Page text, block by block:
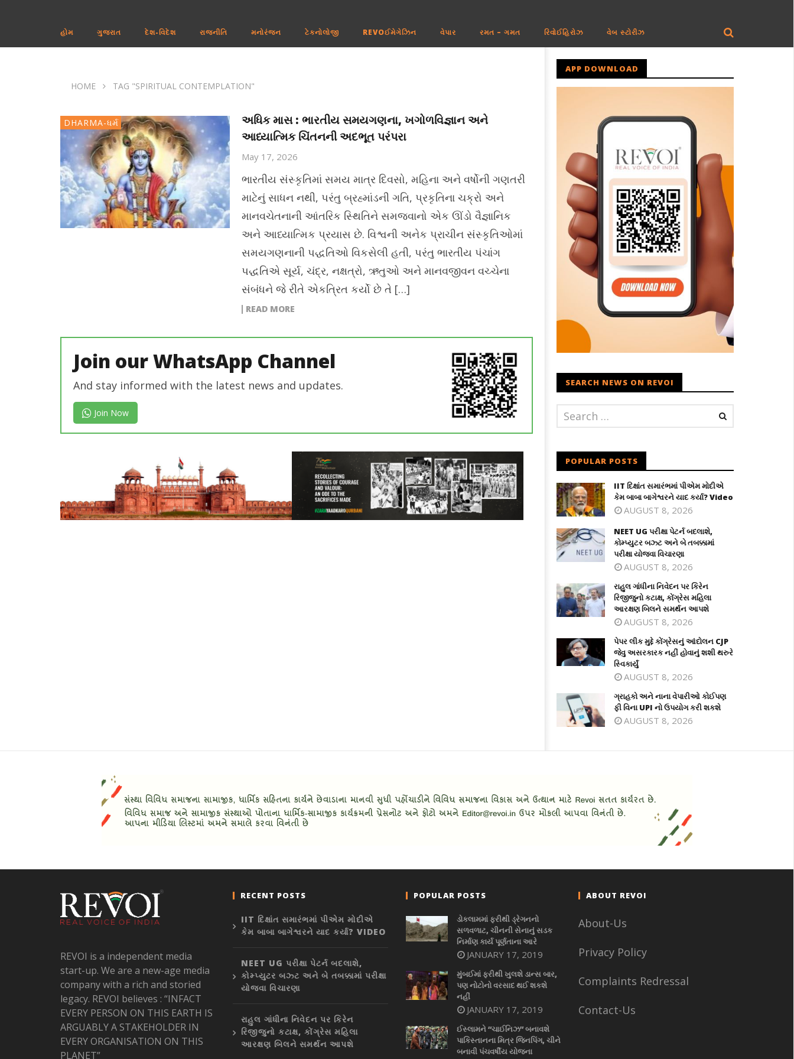
હોમ ગુજરાત દેશ-વિદેશ રાજનીતિ મનોરંજન ટેકનોલોજી REVOઈમેગેઝિન વેપાર રમત – ગમત રિવોઈહિરોઝ વેબ સ્ટોરીઝ
HOME TAG "SPIRITUAL CONTEMPLATION"
DHARMA-ધર્મ
અધિક માસ : ભારતીય સમયગણના, ખગોળવિજ્ઞાન અને
આધ્યાત્મિક ચિંતનની અદભૂત પરંપરા
May 17, 2026
ભારતીય સંસ્કૃતિમાં સમય માત્ર દિવસો, મહિના અને વર્ષોની ગણતરી
માટેનું સાધન નથી, પરંતુ બ્રહ્માંડની ગતિ, પ્રકૃતિના ચક્રો અને
માનવચેતનાની આંતરિક સ્થિતિને સમજવાનો એક ઊંડો વૈજ્ઞાનિક
અને આધ્યાત્મિક પ્રયાસ છે. વિશ્વની અનેક પ્રાચીન સંસ્કૃતિઓમાં
સમયગણનાની પદ્ધતિઓ વિકસેલી હતી, પરંતુ ભારતીય પંચાંગ
પદ્ધતિએ સૂર્ય, ચંદ્ર, નક્ષત્રો, ઋતુઓ અને માનવજીવન વચ્ચેના
સંબંધને જે રીતે એકત્રિત કર્યો છે તે […]
READ MORE
Join our WhatsApp Channel
And stay informed with the latest news and updates.
Join Now
APP DOWNLOAD
SEARCH NEWS ON REVOI
POPULAR POSTS
IIT દિક્ષાંત સમારંભમાં પીએમ મોદીએ
કેમ બાબા બાગેશ્વરને યાદ કર્યા? Video
AUGUST 8, 2026
NEET UG પરીક્ષા પેટર્ન બદલાશે,
કોમ્પ્યુટર બઝ્ટ અને બે તબક્કામાં
પરીક્ષા યોજવા વિચારણા
AUGUST 8, 2026
રાહુલ ગાંધીના નિવેદન પર કિરેન
રિજીજુનો કટાક્ષ, કોંગ્રેસ મહિલા
આરક્ષણ બિલને સમર્થન આપશે
AUGUST 8, 2026
પેપર લીક મુદ્દે કોંગ્રેસનું આંદોલન CJP
જેવુ અસરકારક નહીં હોવાનું શશી થરુરે
સ્વિકાર્યું
AUGUST 8, 2026
ગ્રાહકો અને નાના વેપારીઓ કોઈપણ
ફી વિના UPI નો ઉપયોગ કરી શકશે
AUGUST 8, 2026
REVOI is a independent media
start-up. We are a new-age media
company with a rich and storied
legacy. REVOI believes : “INFACT
EVERY PERSON ON THIS EARTH IS
ARGUABLY A STAKEHOLDER IN
EVERY ORGANISATION ON THIS
PLANET”
RECENT POSTS
IIT દિક્ષાંત સમારંભમાં પીએમ મોદીએ
કેમ બાબા બાગેશ્વરને યાદ કર્યા? VIDEO
NEET UG પરીક્ષા પેટર્ન બદલાશે,
કોમ્પ્યુટર બઝ્ટ અને બે તબક્કામાં પરીક્ષા
યોજવા વિચારણા
રાહુલ ગાંધીના નિવેદન પર કિરેન
રિજીજુનો કટાક્ષ, કોંગ્રેસ મહિલા
આરક્ષણ બિલને સમર્થન આપશે
POPULAR POSTS
ડોકલામમાં ફરીથી ડ્રેગનનો
સળવળાટ, ચીનની સેનાનું સડક
નિર્માણ કાર્ય પૂર્ણતાના આરે
JANUARY 17, 2019
મુંબઈમાં ફરીથી ખુલશે ડાન્સ બાર,
પણ નોટોનો વરસાદ થઈ શકશે
નહીં
JANUARY 17, 2019
ઈસ્લામને “ચાઈનિઝ” બનાવશે
પાકિસ્તાનના મિત્ર જિનપિંગ, ચીને
બનાવી પંચવર્ષીય યોજના
ABOUT REVOI
About-Us
Privacy Policy
Complaints Redressal
Contact-Us